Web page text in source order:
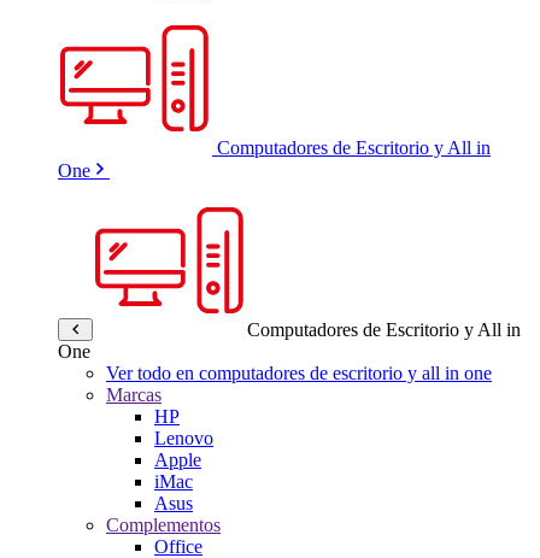
Computadores de Escritorio y All in
One
Computadores de Escritorio y All in
One
Ver todo en computadores de escritorio y all in one
Marcas
HP
Lenovo
Apple
iMac
Asus
Complementos
Office